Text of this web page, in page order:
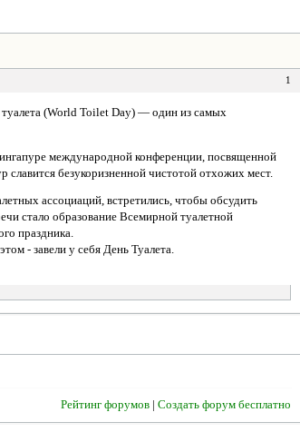
1
туалета (World Toilet Day) — один из самых
международной конференции, посвященной
безукоризненной чистотой отхожих мест.
ассоциаций, встретились, чтобы обсудить
стало образование Всемирной туалетной
праздника.
- завели у себя День Туалета.
Рейтинг форумов |Создать форум бесплатно